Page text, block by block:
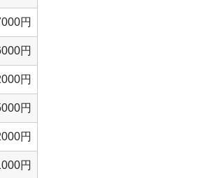
円
円
円
円
円
円